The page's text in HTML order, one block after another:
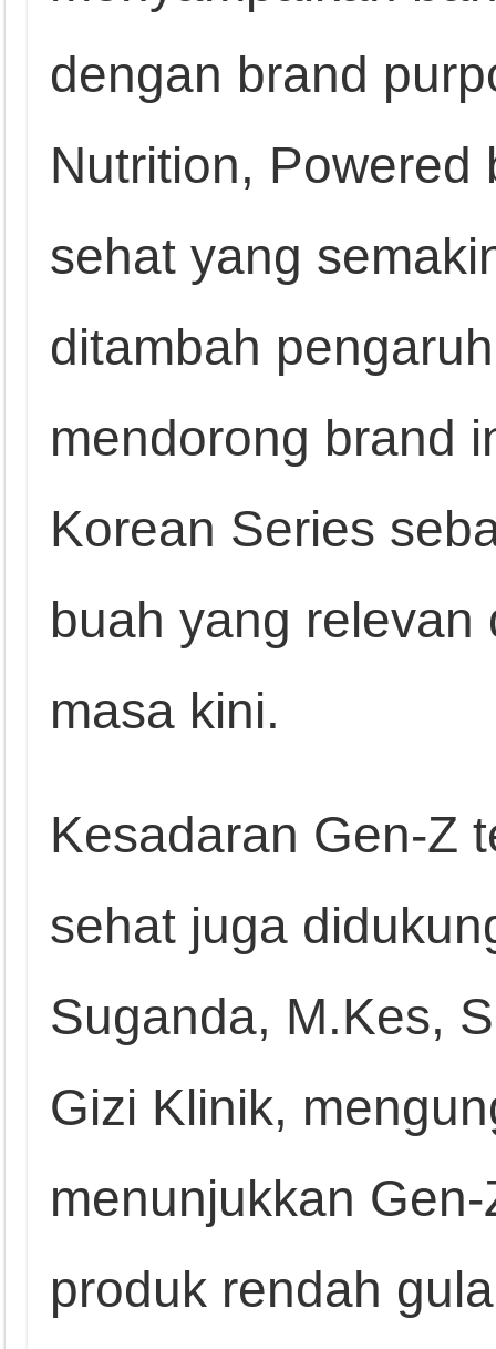
dengan brand
Nutrition, Powered
sehat yang
ditambah
mendorong brand
Korean Series
buah yang
masa kini.
Kesadaran Gen-Z
sehat juga
Suganda, M.Kes,
Gizi Klinik,
menunjukkan
produk rendah